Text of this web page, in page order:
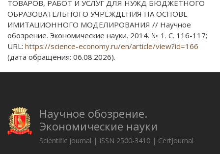
ТОВАРОВ, РАБОТ И УСЛУГ ДЛЯ НУЖД БЮДЖЕТНОГО
ОБРАЗОВАТЕЛЬНОГО УЧРЕЖДЕНИЯ НА ОСНОВЕ
ИМИТАЦИОННОГО МОДЕЛИРОВАНИЯ // Научное
обозрение. Экономические науки. 2014. № 1. С. 116-117;
URL: https://science-economy.ru/en/article/view?id=166
(дата обращения: 06.08.2026).
Научное обозрение.
Экономические науки
Scientific journal | ISSN 2500-3410 | CertJournal